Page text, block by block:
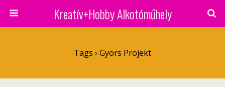
Kreatív+Hobby Alkotóműhely
Tags › Gyors Projekt